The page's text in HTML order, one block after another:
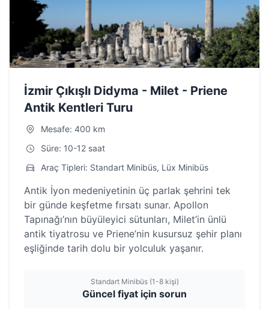
İzmir Çıkışlı Didyma - Milet - Priene
Antik Kentleri Turu
Mesafe: 400 km
Süre: 10-12 saat
Araç Tipleri: Standart Minibüs, Lüx Minibüs
Antik İyon medeniyetinin üç parlak şehrini tek
bir günde keşfetme fırsatı sunar. Apollon
Tapınağı’nın büyüleyici sütunları, Milet’in ünlü
antik tiyatrosu ve Priene’nin kusursuz şehir planı
eşliğinde tarih dolu bir yolculuk yaşanır.
Standart Minibüs (1-8 kişi)
Güncel fiyat için sorun